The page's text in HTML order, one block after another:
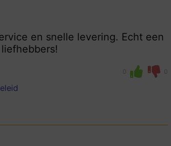
en snelle levering. Echt een
0 0